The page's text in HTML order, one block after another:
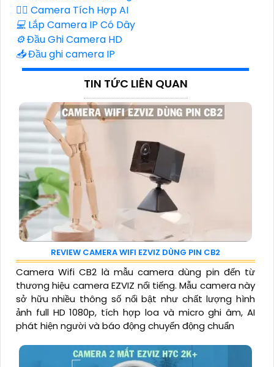
🧛‍♀️ Camera Tích Hợp AI
💻 Lắp Camera IP Có Dây
⚙️Đầu Ghi Camera HD
📥Đầu ghi camera IP
TIN TỨC LIÊN QUAN
REVIEW CAMERA WIFI EZVIZ DÙNG PIN CB2
Camera Wifi CB2 là mẫu camera dùng pin đến từ
thương hiệu camera EZVIZ nổi tiếng. Mẫu camera này
sở hữu nhiều thông số nổi bật như chất lượng hình
ảnh full HD 1080p, tích hợp loa và micro ghi âm, AI
phát hiện người và báo động chuyển động chuẩn